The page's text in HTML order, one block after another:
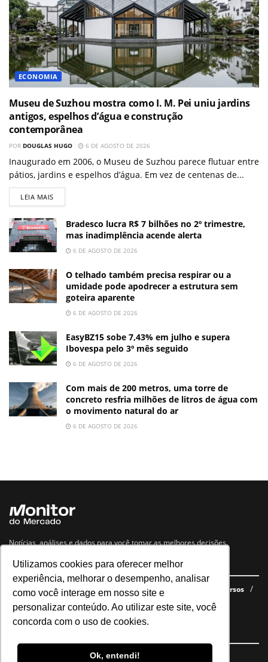
Utilizamos cookies para oferecer melhor
experiência, melhorar o desempenho, analisar
como você interage em nosso site e
personalizar conteúdo. Ao utilizar este site, você
concorda com o uso de cookies.
Ok, entendi!
ECONOMIA
Museu de Suzhou mostra como I. M. Pei uniu jardins
antigos, espelhos d’água e construção
contemporânea
POR DOUGLAS HUGO 6 DE AGOSTO DE 2026
Inaugurado em 2006, o Museu de Suzhou parece flutuar entre
pátios, jardins e espelhos d’água. Em vez de centenas de...
LEIA MAIS
Bradesco lucra R$ 7 bilhões no 2º trimestre,
mas inadimplência acende alerta
6 DE AGOSTO DE 2026
O telhado também precisa respirar ou a
umidade pode apodrecer a estrutura sem
goteira aparente
6 DE AGOSTO DE 2026
EasyBZ15 sobe 7,43% em julho e supera
Ibovespa pelo 3º mês seguido
6 DE AGOSTO DE 2026
Com mais de 200 metros, uma torre de
concreto resfria milhões de litros de água com
o movimento natural do ar
6 DE AGOSTO DE 2026
Notícias, análises e dados para você tomar as melhores decisões.
Navegue no site
Últimas notícias Quem somos E-books gratuitos
Cursos
Política de privacidade